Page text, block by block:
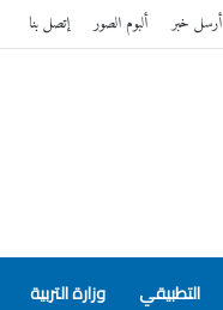
أرسل خبر ألبوم الصور إتصل بنا
التطبيقي وزارة التربية